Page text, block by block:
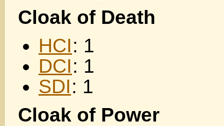
Cloak of Death
HCI: 1
DCI: 1
SDI: 1
Cloak of Power